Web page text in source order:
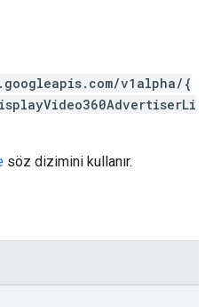
v1alpha/{
söz dizimini kullanır.